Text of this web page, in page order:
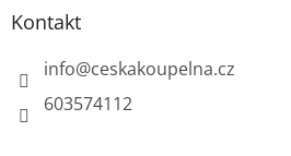
Kontakt
info@ceskakoupelna.cz
603574112